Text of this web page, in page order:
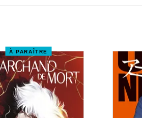
À PARAÎTRE